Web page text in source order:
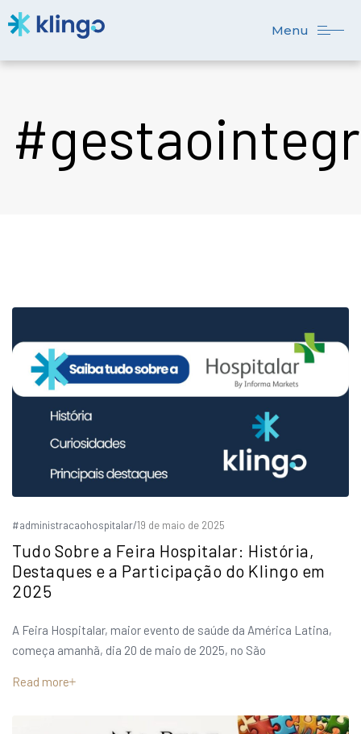
Menu
#administracaohospitalar/19 de maio de 2025
Tudo Sobre a Feira Hospitalar: História,
Destaques e a Participação do Klingo em
2025
A Feira Hospitalar, maior evento de saúde da América Latina,
começa amanhã, dia 20 de maio de 2025, no São
Read more